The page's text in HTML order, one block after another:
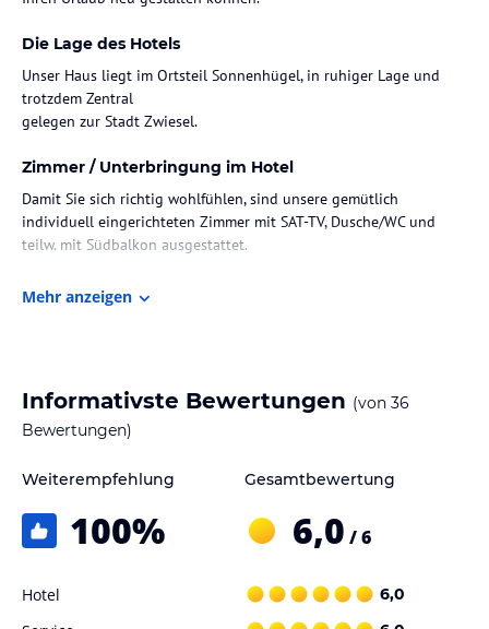
Die Lage des Hotels
Unser Haus liegt im Ortsteil Sonnenhügel, in ruhiger Lage und
trotzdem Zentral
gelegen zur Stadt Zwiesel.
Zimmer / Unterbringung im Hotel
Damit Sie sich richtig wohlfühlen, sind unsere gemütlich
individuell eingerichteten Zimmer mit SAT-TV, Dusche/WC und
teilw. mit Südbalkon ausgestattet.
Gastronomie im Hotel
Sport und Unterhaltung
Sauna, Solarium, Tischtennis, Dart, Kicker, Skiraum,
Spielesammlung , Bücherecke
Sonstige Einrichtungen und Services
kostenloser Transfer vom Bahnhof Zwiesel
Begrüßungsgetränk
Mehr anzeigen
Informativste Bewertungen (von 36
Bewertungen)
Weiterempfehlung
100%
Gesamtbewertung
6,0 / 6
Hotel 6,0